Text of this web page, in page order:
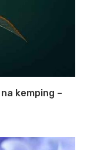
kemping –